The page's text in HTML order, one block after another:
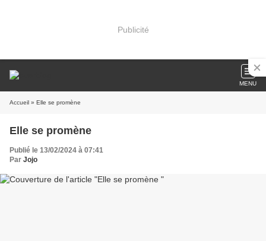
Publicité
MENU
Accueil » Elle se promène
Elle se promène
Publié le 13/02/2024 à 07:41
Par Jojo